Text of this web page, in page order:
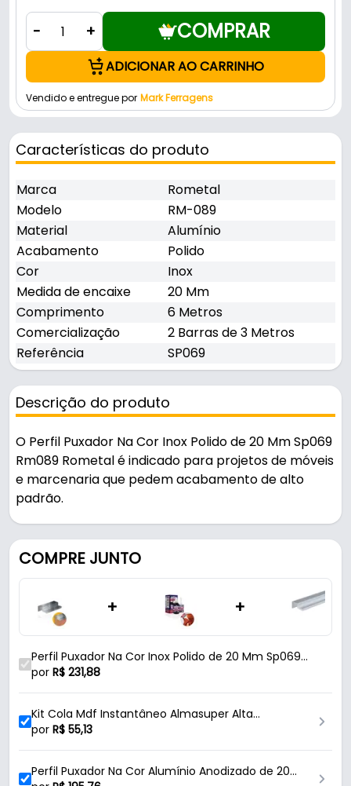
- + COMPRAR
ADICIONAR AO CARRINHO
Vendido e entregue por Mark Ferragens
Características do produto
Marca
Rometal
Modelo
RM-089
Material
Alumínio
Acabamento
Polido
Cor
Inox
Medida de encaixe
20 Mm
Comprimento
6 Metros
Comercialização
2 Barras de 3 Metros
Referência
SP069
Descrição do produto
O Perfil Puxador Na Cor Inox Polido de 20 Mm Sp069
Rm089 Rometal é indicado para projetos de móveis
e marcenaria que pedem acabamento de alto
padrão.
Fabricado em Alumínio com acabamento polido, é
resistente e durável no uso diário. Possui encaixe 20
mm.
Características:
- Marca: Rometal
- Modelo: RM-089
- Material: Alumínio
- Cor: Inox
- Medida de encaixe: 20 Mm
- Comercialização: 2 Barras de 3 Metros
- Referência: SP069
COMPRE JUNTO
+ +
Perfil Puxador Na Cor Inox Polido de 20 Mm Sp069
Rm089 Rometal
por R$ 231,88
Kit Cola Mdf Instantâneo Almasuper Alta
Resistencia
por R$ 55,13
Perfil Puxador Na Cor Alumínio Anodizado de 20